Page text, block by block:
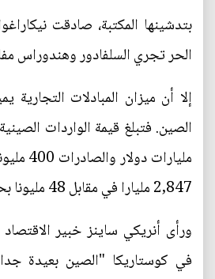
بتدشينها المكتبة، صادقت
الحر تجري السلفادور وهندوراس
إلا أن ميزان المبادلات
2,847 مليارا في مقابل 48 مليونا بحسب بيانات رسمية.
ورأى أنريكي ساينز خبير الاقتصاد
في كوستاريكا "الصين بعيدة